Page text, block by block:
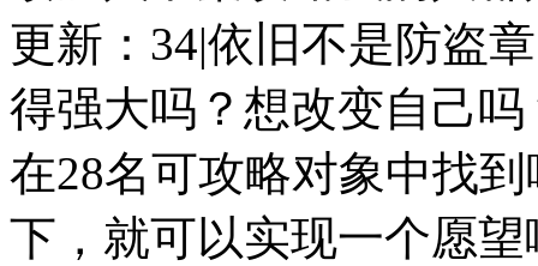
更新：34|依旧不是防盗
得强大吗？想改变自己
在28名可攻略对象中找
下，就可以实现一个愿